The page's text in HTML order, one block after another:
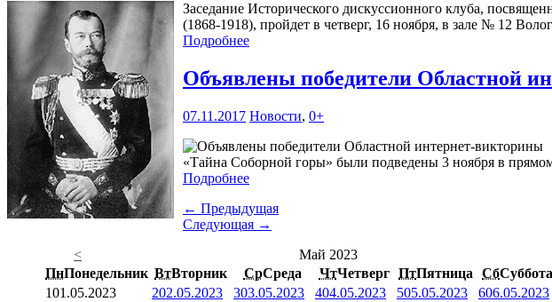
Заседание Исторического дискуссионного клуба,
(1868-1918), пройдет в четверг, 16 ноября, в зале № 12
Подробнее
Объявлены победители Областной
07.11.2017 Новости, 0+
«Тайна Соборной горы» были подведены 3 ноября в
Подробнее
← Предыдущая
Следующая →
<
Май 2023
ПнПонедельник ВтВторник СрСреда ЧтЧетверг ПтПятница СбСуббота
101.05.2023 202.05.2023 303.05.2023 404.05.2023 505.05.2023 606.05.2023